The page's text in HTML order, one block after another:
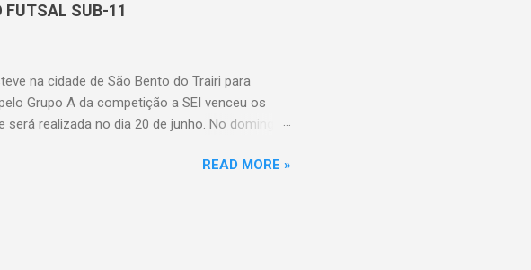
FUTSAL SUB-11
na cidade de São Bento do Trairi para
Grupo A da competição a SEI venceu os
realizada no dia 20 de junho. No domingo
dos jogos do Grupo A. SEI Tangará 4x0
READ MORE »